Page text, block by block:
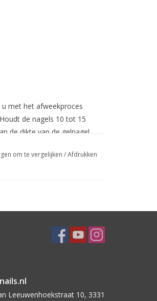
met het afweekproces
de nagels 10 tot 15
de dikte van de gelnagel
om te vergelijken /Afdrukken
Leeuwenhoekstraat 10, 3331